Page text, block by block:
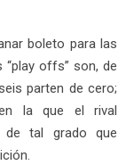
boleto para las
“play offs” son, de
parten de cero;
la que el rival
de tal grado que